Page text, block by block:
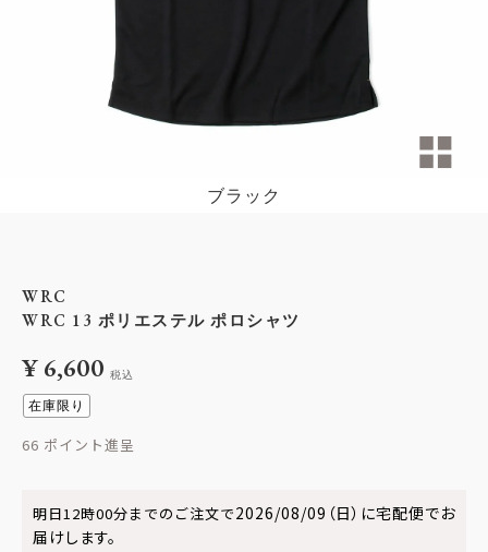
ブラック
WRC
WRC 13 ポリエステル ポロシャツ
¥6,600 税込
在庫限り
66
明日12時00分までのご注文で2026/08/09（日） に宅配便でお
届けします。